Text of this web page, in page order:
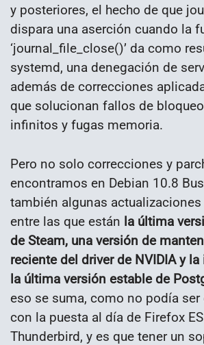
y posteriores, el hecho de que
dispara una aserción cuando la
‘journal_file_close()’ da como
systemd, una denegación de
además de correcciones
que solucionan fallos de
infinitos y fugas memoria.
Pero no solo correcciones y
encontramos en Debian 10.8
también algunas
entre las que están la última
de Steam, una versión de
reciente del driver de NVIDIA y
la última versión estable de
eso se suma, como no podía ser
con la puesta al día de Firefox
Thunderbird, y es que tener un